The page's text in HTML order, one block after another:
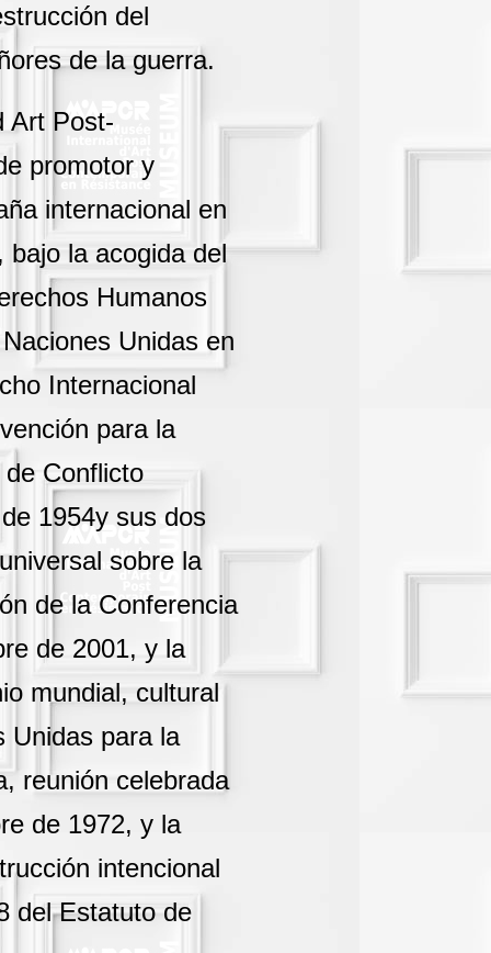
del
de la guerra.
Art Post-
promotor y
internacional en
bajo la acogida del
Humanos
Unidas en
Internacional
para la
Conflicto
1954y sus dos
sobre la
de la Conferencia
de 2001, y la
mundial, cultural
Unidas para la
reunión celebrada
de 1972, y la
intencional
del Estatuto de